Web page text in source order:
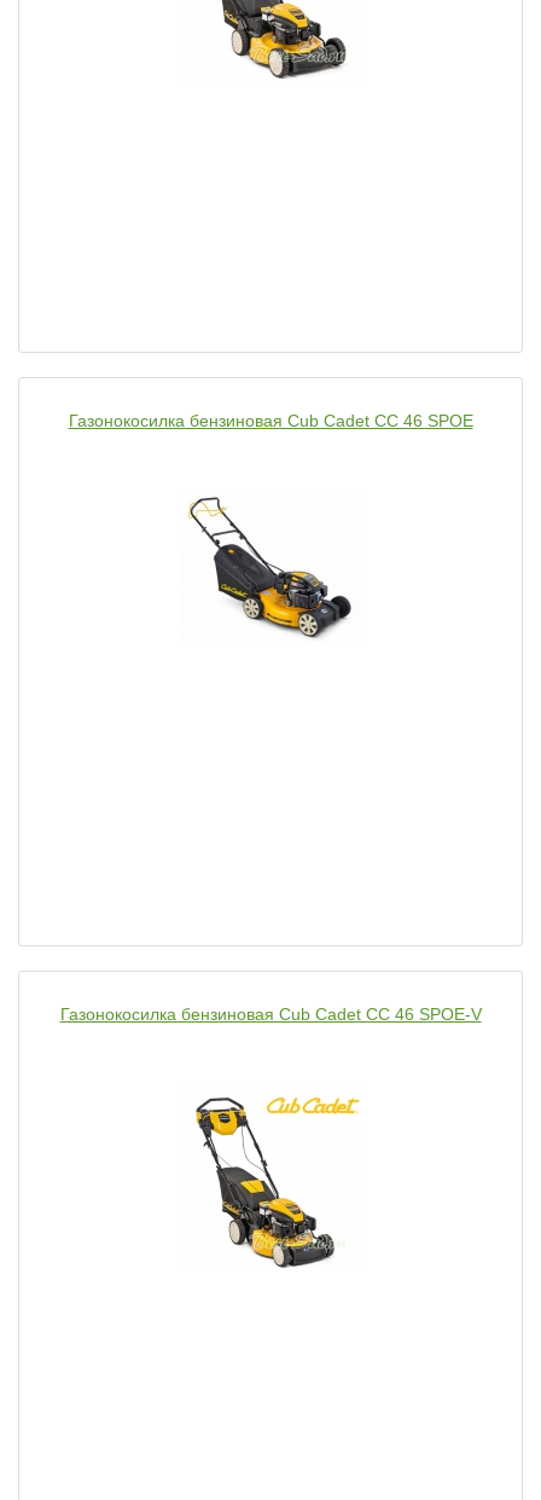
Газонокосилка бензиновая Cub Cadet CC 46 SPOE
Газонокосилка бензиновая Cub Cadet CC 46 SPOE-V